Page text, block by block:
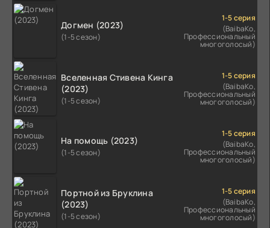
Догмен (2023)
(1-5 сезон)
1-5 серия
(BaibaKo,
Профессиональный
многоголосый)
Вселенная Стивена Кинга
(2023)
(1-5 сезон)
1-5 серия
(BaibaKo,
Профессиональный
многоголосый)
На помощь (2023)
(1-5 сезон)
1-5 серия
(BaibaKo,
Профессиональный
многоголосый)
Портной из Бруклина
(2023)
(1-5 сезон)
1-5 серия
(BaibaKo,
Профессиональный
многоголосый)